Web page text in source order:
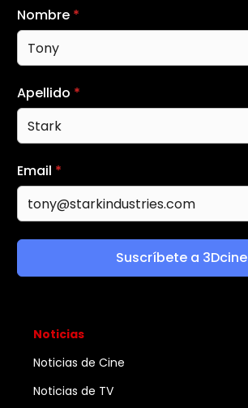
Nombre *
Apellido *
Email *
Suscríbete a 3Dcine
Noticias
Noticias de Cine
Noticias de TV